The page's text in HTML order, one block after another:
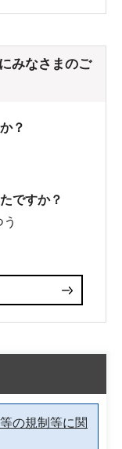
みなさまのご
？
ですか？
の規制等に関